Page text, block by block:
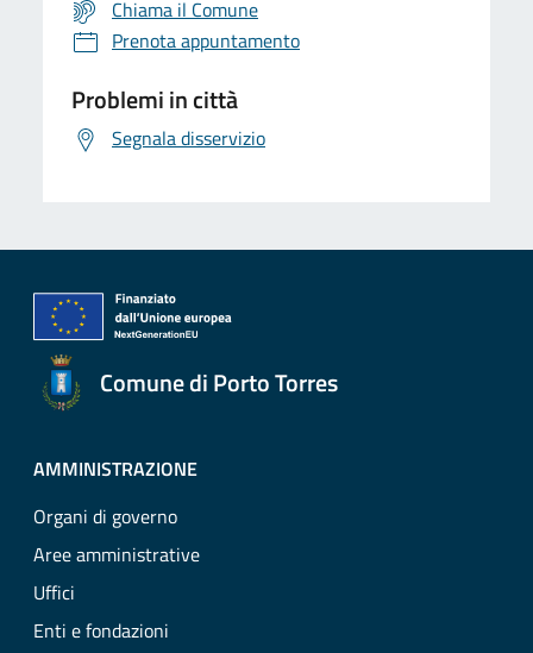
Chiama il Comune
Prenota appuntamento
Problemi in città
Segnala disservizio
Comune di Porto Torres
AMMINISTRAZIONE
Organi di governo
Aree amministrative
Uffici
Enti e fondazioni